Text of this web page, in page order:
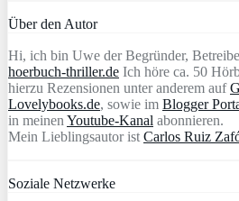
Über den Autor
Hi, ich bin Uwe der Begründer,
hoerbuch-thriller.de Ich höre ca. 50
hierzu Rezensionen unter anderem auf
Lovelybooks.de, sowie im Blogger
in meinen Youtube-Kanal abonnieren.
Mein Lieblingsautor ist Carlos Ruiz
Soziale Netzwerke